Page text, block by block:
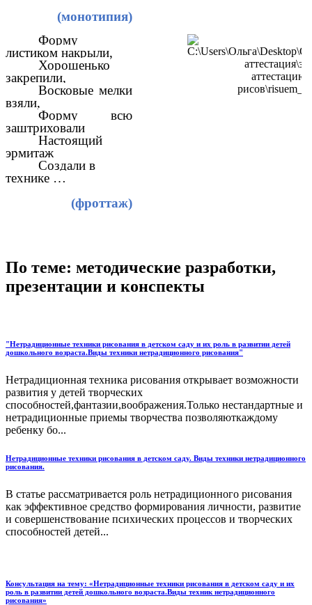
(монотипия)
Форму
листиком накрыли,
Хорошенько
закрепили,
Восковые мелки
взяли,
Форму всю
заштриховали
Настоящий
эрмитаж
Создали в
технике …
(фроттаж)
По теме: методические разработки,
презентации и конспекты
"Нетрадиционные техники рисования в детском саду и их роль в развитии детей
дошкольного возраста.Виды техники нетрадиционного рисования"
Нетрадиционная техника рисования открывает возможности
развития у детей творческих
способностей,фантазии,воображения.Только нестандартные и
нетрадиционные приемы творчества позволяюткаждому
ребенку бо...
Нетрадиционные техники рисования в детском саду. Виды техники нетрадиционного
рисования.
В статье рассматривается роль нетрадиционного рисования
как эффективное средство формирования личности, развитие
и совершенствование психических процессов и творческих
способностей детей...
Консультация на тему: «Нетрадиционные техники рисования в детском саду и их
роль в развитии детей дошкольного возраста.Виды техник нетрадиционного
рисования»